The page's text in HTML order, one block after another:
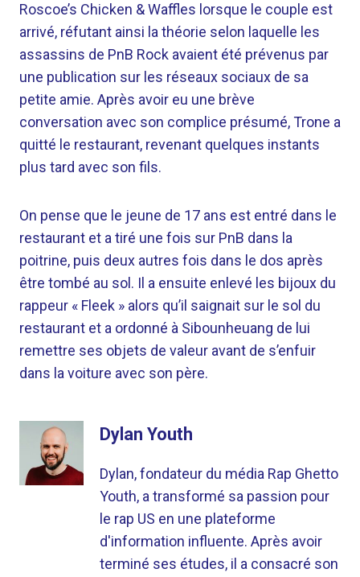
Roscoe’s Chicken & Waffles lorsque le couple est
arrivé, réfutant ainsi la théorie selon laquelle les
assassins de PnB Rock avaient été prévenus par
une publication sur les réseaux sociaux de sa
petite amie. Après avoir eu une brève
conversation avec son complice présumé, Trone a
quitté le restaurant, revenant quelques instants
plus tard avec son fils.
On pense que le jeune de 17 ans est entré dans le
restaurant et a tiré une fois sur PnB dans la
poitrine, puis deux autres fois dans le dos après
être tombé au sol. Il a ensuite enlevé les bijoux du
rappeur « Fleek » alors qu’il saignait sur le sol du
restaurant et a ordonné à Sibounheuang de lui
remettre ses objets de valeur avant de s’enfuir
dans la voiture avec son père.
Dylan Youth
Dylan, fondateur du média Rap Ghetto
Youth, a transformé sa passion pour
le rap US en une plateforme
d'information influente. Après avoir
terminé ses études, il a consacré son